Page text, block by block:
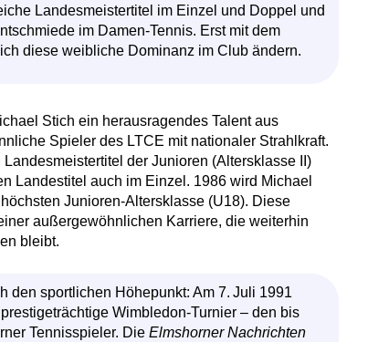
Landesmeistertitel im Einzel und Doppel und
im Damen-Tennis. Erst mit dem
diese weibliche Dominanz im Club ändern.
Stich ein herausragendes Talent aus
Spieler des LTCE mit nationaler Strahlkraft.
der Junioren (Altersklasse II)
Landestitel auch im Einzel. 1986 wird Michael
Junioren-Altersklasse (U18). Diese
außergewöhnlichen Karriere, die weiterhin
bleibt.
den sportlichen Höhepunkt: Am 7. Juli 1991
Wimbledon-Turnier – den bis
Tennisspieler. Die Elmshorner Nachrichten